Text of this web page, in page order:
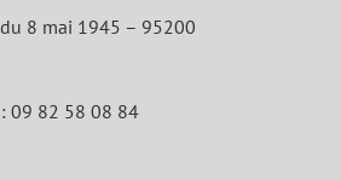
8 mai 1945 – 95200
09 82 58 08 84